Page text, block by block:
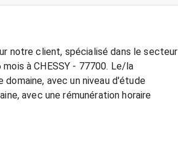
notre client, spécialisé dans le secteur
à CHESSY - 77700. Le/la
avec un niveau d'étude
avec une rémunération horaire